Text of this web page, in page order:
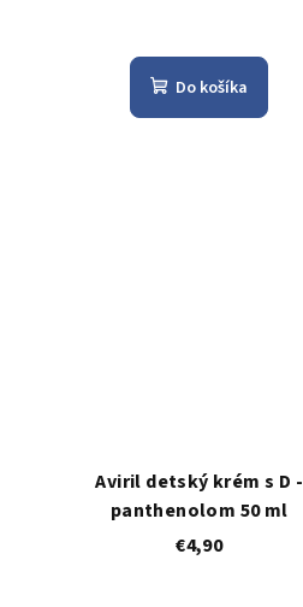
Do košíka
Aviril detský krém s D -
panthenolom 50 ml
€4,90